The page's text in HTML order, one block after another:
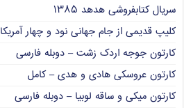
سریال کتابفروشی هدهد ۱۳۸۵
کلیپ قدیمی از جام جهانی نود و چهار آمریکا
کارتون جوجه اردک زشت – دوبله فارسی
کارتون عروسکی هادی و هدی – کامل
کارتون میکی و ساقه لوبیا – دوبله فارسی